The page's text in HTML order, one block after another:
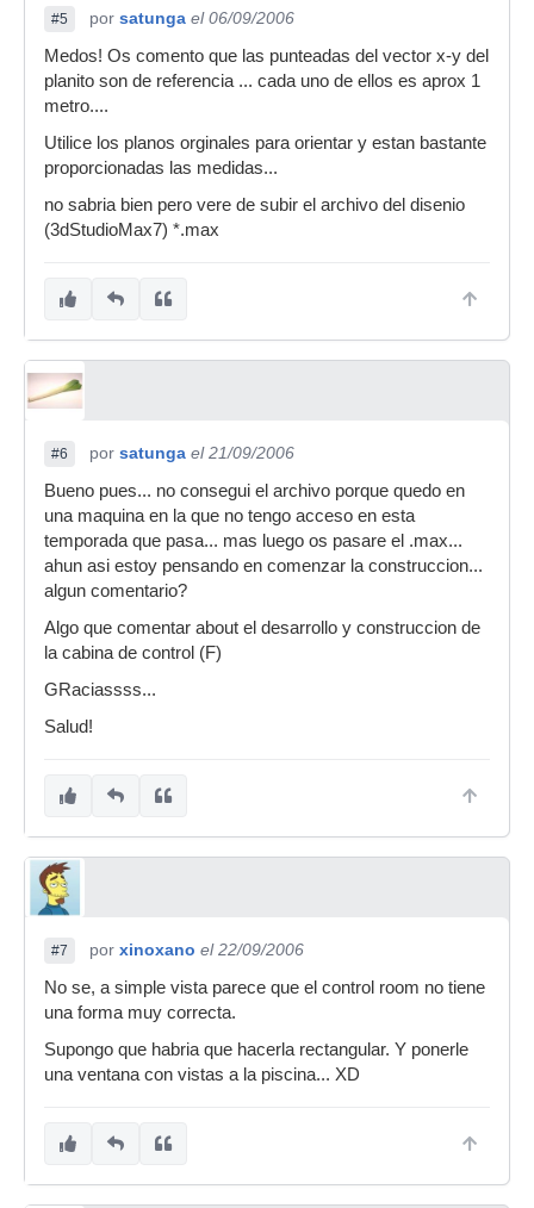
#5 por satunga el 06/09/2006
Medos! Os comento que las punteadas del vector x-y del
planito son de referencia ... cada uno de ellos es aprox 1
metro....
Utilice los planos orginales para orientar y estan bastante
proporcionadas las medidas...
no sabria bien pero vere de subir el archivo del disenio
(3dStudioMax7) *.max
#6 por satunga el 21/09/2006
Bueno pues... no consegui el archivo porque quedo en
una maquina en la que no tengo acceso en esta
temporada que pasa... mas luego os pasare el .max...
ahun asi estoy pensando en comenzar la construccion...
algun comentario?
Algo que comentar about el desarrollo y construccion de
la cabina de control (F)
GRaciassss...
Salud!
#7 por xinoxano el 22/09/2006
No se, a simple vista parece que el control room no tiene
una forma muy correcta.
Supongo que habria que hacerla rectangular. Y ponerle
una ventana con vistas a la piscina... XD